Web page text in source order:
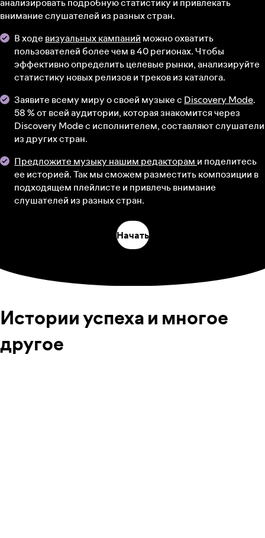
внимание слушателей из разных стран.
В ходе визуальных кампаний можно охватить
пользователей более чем в 40 регионах. Чтобы
эффективно определить целевые рынки, анализируйте
статистику новых релизов и треков из каталога.
Заявите всему миру о своей музыке с Discovery Mode.
58 % от всей аудитории, которая знакомится через
Discovery Mode с исполнителем, составляют слушатели
из других стран.
Предложите музыку нашим редакторам и поделитесь
ее историей. Так мы сможем разместить композиции в
подходящем плейлисте и привлечь внимание
слушателей из разных стран.
Начать
Истории успеха и многое
другое